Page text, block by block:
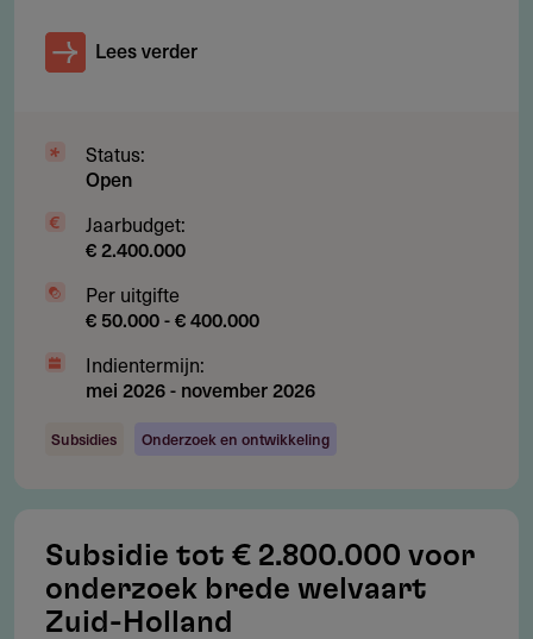
fellowshipperiode
De plaatsing mag worden opgesplitst, met maximaal 2
retourreizen
Voorstel in het Engels, ingediend via het ISAAC-systeem
Per aanvrager maximaal 1 van de 12 beschikbare
posities
Restricties
Reiskosten boven economy class (alleen economy class
vlucht of treinreis)
Lees verder
Status:
Open
Jaarbudget:
€ 2.400.000
Per uitgifte
€ 50.000 - € 400.000
Indientermijn:
mei 2026- november 2026
Subsidies Onderzoek en ontwikkeling
Subsidie tot € 2.800.000 voor
onderzoek brede welvaart
Zuid-Holland